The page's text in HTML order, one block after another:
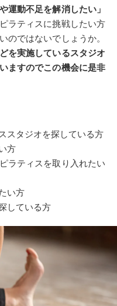
運動不足を解消したい」
ラティスに挑戦したい方
のではないでしょうか。
を実施しているスタジオ
ますのでこの機会に是非
スタジオを探している方
方
ラティスを取り入れたい
い方
している方